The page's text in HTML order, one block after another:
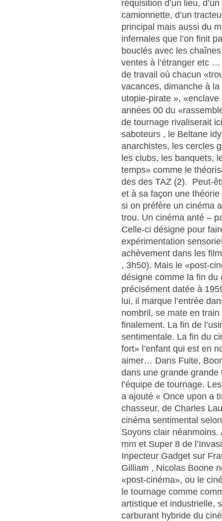
réquisition d’un lieu,
camionnette, d’un
principal mais aussi du
infernales que l’on finit
bouclés avec les
ventes à l’étranger etc
de travail où chacun
vacances, dimanche à
utopie-pirate »,
années 00 du
de tournage rivaliserait
saboteurs , le Beltane
anarchistes, les cercles
les clubs, les banquets,
temps» comme le
des des TAZ (2). Peut-
et à sa façon une
si on préfère un cinéma
trou. Un cinéma anté –
Celle-ci désigne pour
expérimentation
achèvement dans les
, 3h50). Mais le «post-
désigne comme la fin du
précisément datée à
lui, il marque l’entrée
nombril, se mate en train
finalement. La fin de
sentimentale. La fin du
fort» l’enfant qui est en
aimer… Dans Fuite,
dans une grande
l’équipe de tournage.
a ajouté « Once upon a
chasseur, de Charles
cinéma sentimental
Soyons clair
mm et Super 8 de
Inpecteur Gadget sur
Gilliam , Nicolas Boone
«post-cinéma», ou le
le tournage comme
artistique et industrielle,
carburant hybride du